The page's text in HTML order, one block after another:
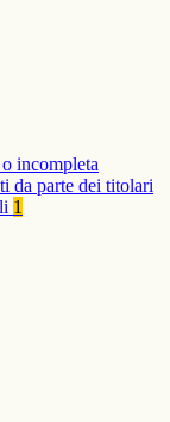
incompleta
da parte dei titolari
1